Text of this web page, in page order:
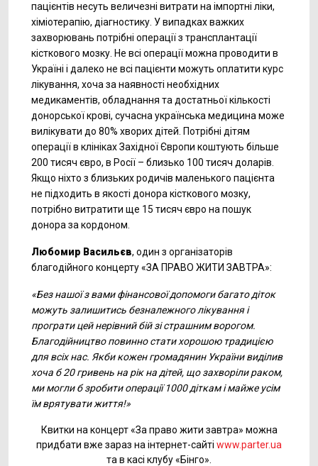
пацієнтів несуть величезні витрати на імпортні ліки,
хіміотерапію, діагностику. У випадках важких
захворювань потрібні операції з трансплантації
кісткового мозку. Не всі операції можна проводити в
Україні і далеко не всі пацієнти можуть оплатити курс
лікування, хоча за наявності необхідних
медикаментів, обладнання та достатньої кількості
донорської крові, сучасна українська медицина може
вилікувати до 80% хворих дітей. Потрібні дітям
операції в клініках Західної Європи коштують більше
200 тисяч євро, в Росії – близько 100 тисяч доларів.
Якщо ніхто з близьких родичів маленького пацієнта
не підходить в якості донора кісткового мозку,
потрібно витратити ще 15 тисяч євро на пошук
донора за кордоном.
Любомир Васильєв, один з організаторів
благодійного концерту «ЗА ПРАВО ЖИТИ ЗАВТРА»:
«Без нашої з вами фінансової допомоги багато діток
можуть залишитись безналежного лікування і
програтицейнерівний бій зі страшним ворогом.
Благодійництво повинно стати хорошою традицією
для всіх нас. Якбикожен громадянин України виділив
хоча б 20 гривень на рік на дітей, що захворіли раком,
ми могли бзробити операції 1000 діткам і майже усім
їм врятувати життя!»
Квитки на концерт «За право жити завтра» можна
придбати вже зараз на інтернет-сайті www.parter.ua
та в касі клубу «Бінго».